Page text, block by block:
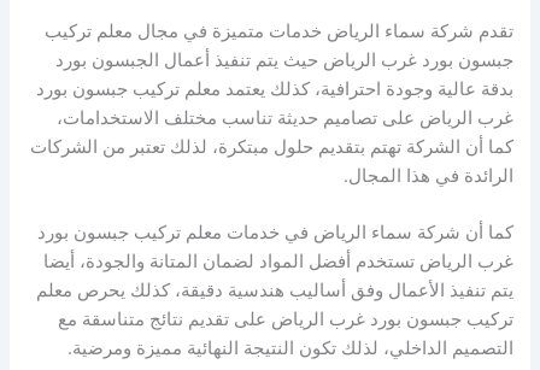
تقدم شركة سماء الرياض خدمات متميزة في مجال معلم تركيب
جبسون بورد غرب الرياض حيث يتم تنفيذ أعمال الجبسون بورد
بدقة عالية وجودة احترافية، كذلك يعتمد معلم تركيب جبسون بورد
غرب الرياض على تصاميم حديثة تناسب مختلف الاستخدامات،
كما أن الشركة تهتم بتقديم حلول مبتكرة، لذلك تعتبر من الشركات
الرائدة في هذا المجال.
كما أن شركة سماء الرياض في خدمات معلم تركيب جبسون بورد
غرب الرياض تستخدم أفضل المواد لضمان المتانة والجودة، أيضا
يتم تنفيذ الأعمال وفق أساليب هندسية دقيقة، كذلك يحرص معلم
تركيب جبسون بورد غرب الرياض على تقديم نتائج متناسقة مع
التصميم الداخلي، لذلك تكون النتيجة النهائية مميزة ومرضية.